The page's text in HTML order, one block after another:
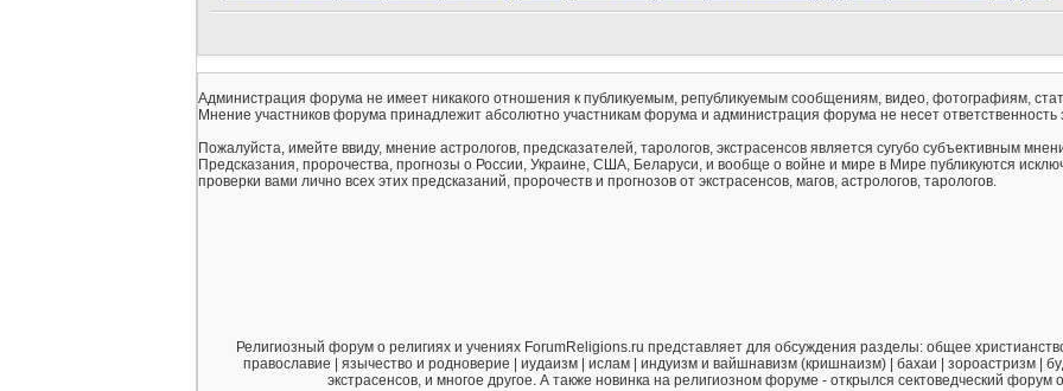
Администрация форума не имеет никакого отношения к публикуемым, републикуемым сообщениям, видео, фотографиям,
Мнение участников форума принадлежит абсолютно участникам форума и администрация форума не несет
Пожалуйста, имейте ввиду, мнение астрологов, предсказателей, тарологов, экстрасенсов является сугубо субъективным
Предсказания, пророчества, прогнозы о России, Украине, США, Беларуси, и вообще о войне и мире в Мире публикуются
проверки вами лично всех этих предсказаний, пророчеств и прогнозов от экстрасенсов, магов, астрологов, тарологов.
Религиозный форум о религиях и учениях ForumReligions.ru представляет для обсуждения разделы: общее
православие | язычество и родноверие | иудаизм | ислам | индуизм и вайшнавизм (кришнаизм) | бахаи | зороастризм |
экстрасенсов, и многое другое. А также новинка на религиозном форуме - открылся сектоведческий